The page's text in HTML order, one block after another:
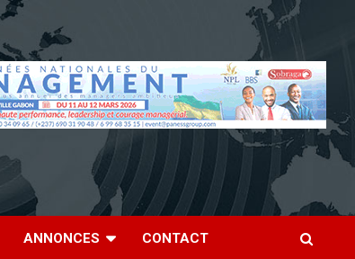
ANNONCES CONTACT